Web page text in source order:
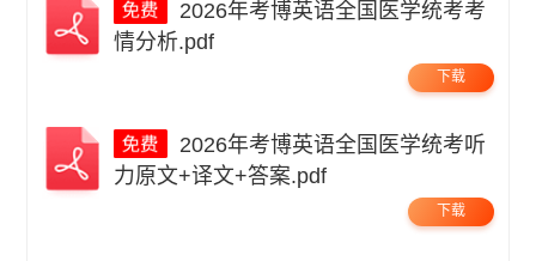
情分析.pdf
下载
力原文+译文+答案.pdf
下载